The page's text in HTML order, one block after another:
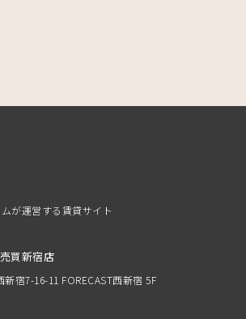
が運営する賃貸サイト
買新宿店
宿7-16-11 FORECAST西新宿 5F